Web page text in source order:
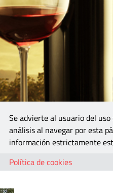
Se advierte al usuario del
análisis al navegar por esta
información estrictamente
Política de cookies